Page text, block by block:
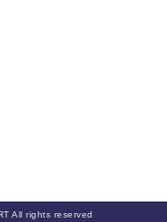
All rights reserved